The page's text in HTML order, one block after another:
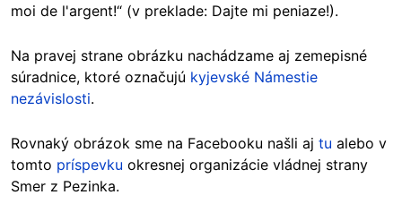
moi de l'argent!“ (v preklade: Dajte mi peniaze!).
Na pravej strane obrázku nachádzame aj zemepisné
súradnice, ktoré označujú kyjevské Námestie
nezávislosti.
Rovnaký obrázok sme na Facebooku našli aj tu alebo v
tomto príspevku okresnej organizácie vládnej strany
Smer z Pezinka.